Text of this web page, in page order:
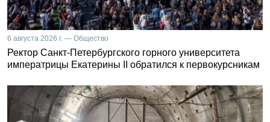
6 августа 2026 г. — Общество
Ректор Санкт-Петербургского горного университета
императрицы Екатерины II обратился к первокурсникам